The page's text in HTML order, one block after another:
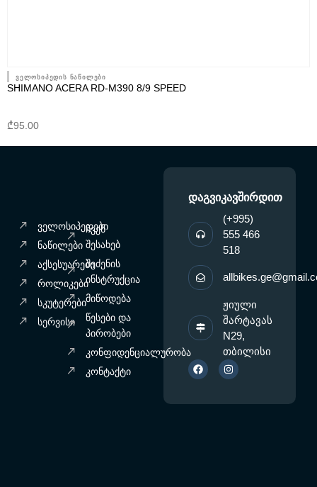
ველოსიპედის ნაწილები
SHIMANO ACERA RD-M390 8/9 SPEED
₾95.00
ველოსიპედები
ნაწილები
აქსესუარები
როლიკები
სკუტერები
სერვისი
ჩვენ
შესახებ
შეძენის
ინსტრუქცია
მიწოდება
წესები და
პირობები
კონფიდენციალურობა
კონტაქტი
დაგვიკავშირდით
(+995)
555 466
518
ჟიული
შარტავას
N29,
თბილისი
a
c
e
I
n
s
t